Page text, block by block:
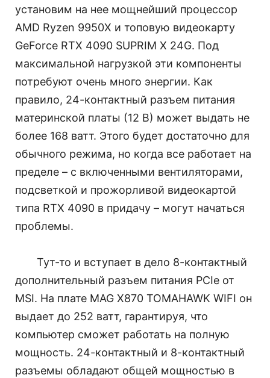
установим на нее мощнейший процессор
AMD Ryzen 9950X и топовую видеокарту
GeForce RTX 4090 SUPRIM X 24G. Под
максимальной нагрузкой эти компоненты
потребуют очень много энергии. Как
правило, 24-контактный разъем питания
материнской платы (12 В) может выдать не
более 168 ватт. Этого будет достаточно для
обычного режима, но когда все работает на
пределе – с включенными вентиляторами,
подсветкой и прожорливой видеокартой
типа RTX 4090 в придачу – могут начаться
проблемы.
Тут-то и вступает в дело 8-контактный
дополнительный разъем питания PCIe от
MSI. На плате MAG X870 TOMAHAWK WIFI он
выдает до 252 ватт, гарантируя, что
компьютер сможет работать на полную
мощность. 24-контактный и 8-контактный
разъемы обладают общей мощностью в